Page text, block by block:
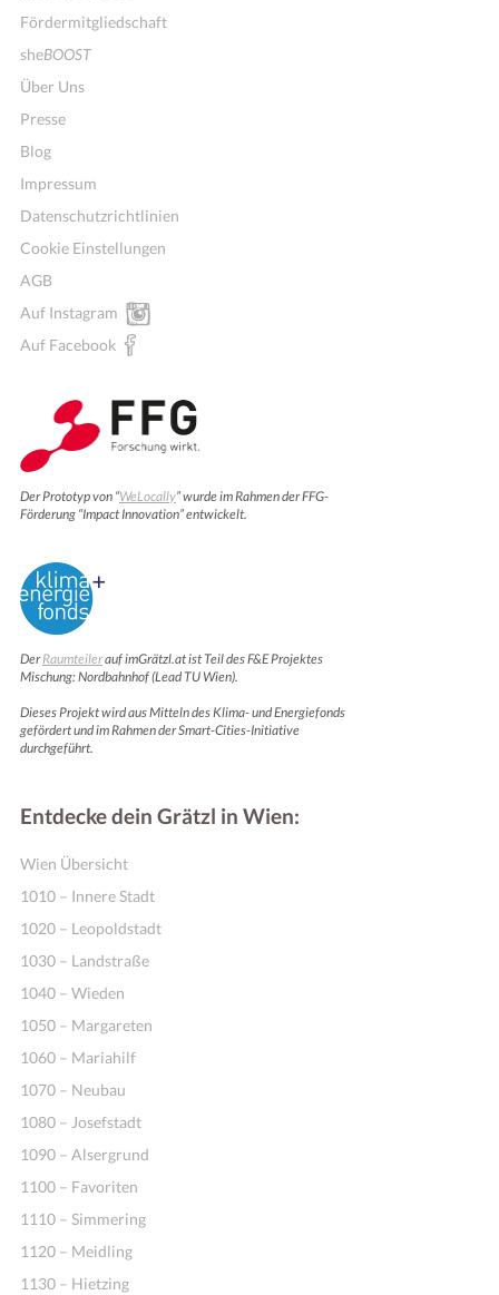
Fördermitgliedschaft
sheBOOST
Über Uns
Presse
Blog
Impressum
Datenschutzrichtlinien
Cookie Einstellungen
AGB
Auf Instagram
Auf Facebook
Der Prototyp von “WeLocally” wurde im Rahmen der FFG-
Förderung “Impact Innovation” entwickelt.
DerRaumteilerauf imGrätzl.at ist Teil des F&E Projektes
Mischung: Nordbahnhof (Lead TU Wien).
Dieses Projekt wird aus Mitteln des Klima- und Energiefonds
gefördert und im Rahmen der Smart-Cities-Initiative
durchgeführt.
Entdecke dein Grätzl in Wien:
Wien Übersicht
1010 – Innere Stadt
1020 – Leopoldstadt
1030 – Landstraße
1040 – Wieden
1050 – Margareten
1060 – Mariahilf
1070 – Neubau
1080 – Josefstadt
1090 – Alsergrund
1100 – Favoriten
1110 – Simmering
1120 – Meidling
1130 – Hietzing